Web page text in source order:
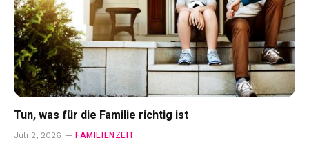
Tun, was für die Familie richtig ist
Juli 2, 2026 FAMILIENZEIT